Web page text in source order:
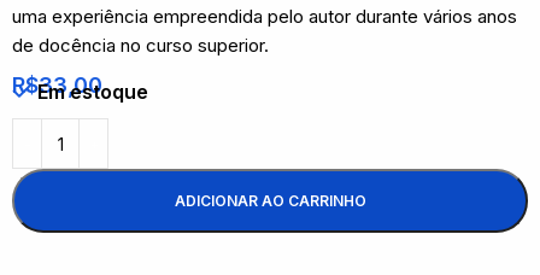
uma experiência empreendida pelo autor durante vários anos
de docência no curso superior.
R$33,00
Em estoque
ADICIONAR AO CARRINHO